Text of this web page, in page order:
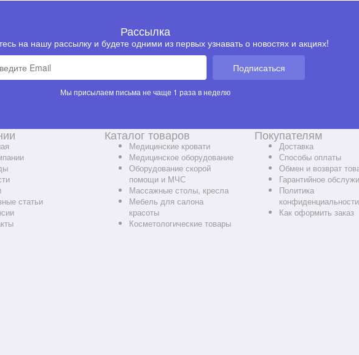
Рассылка
на нашу рассылку и будете одними из первых узнавать о новостях и акциях!
Подписаться
Мы присылаем письма не чаще 1 раза в неделю
статьи
Каталог товаров
Медицинские кровати
Медицинское оборудование
Оборудование скорой
помощи и МЧС
Массажные столы, кресла
Мебель для салона
красоты
Косметологические товары
Покупателям
Доставка
Способы оплаты
Обмен и возврат
Гарантийное
Политика
конфиденциальности
Как оформить заказ